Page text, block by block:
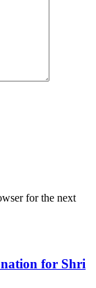
for the next
for Shri